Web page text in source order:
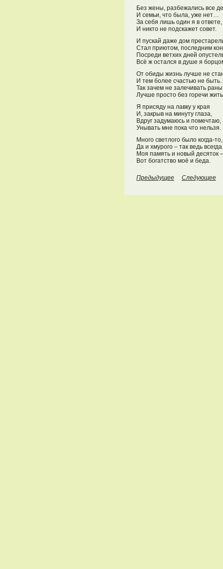
Без жены, разбежались все
И семьи, что была, уже нет…
За себя лишь один я в ответе,
И никто не подскажет совет.
И пускай даже дом
Стал приютом, последним
Посреди ветхих дней
Всё ж остался в душе я
От обиды жизнь лучше не
И тем более счастью не
Так зачем не залечивать
Лучше просто без горечи
Я присяду на лавку у края
И, закрыв на минуту глаза,
Вдруг задумаюсь и помечтаю,
Унывать мне пока что нельзя.
Много светлого было когда-то,
Да и хмурого – так ведь
Моя память и новый десяток –
Вот богатство моё и беда.
Предыдущее Следующее